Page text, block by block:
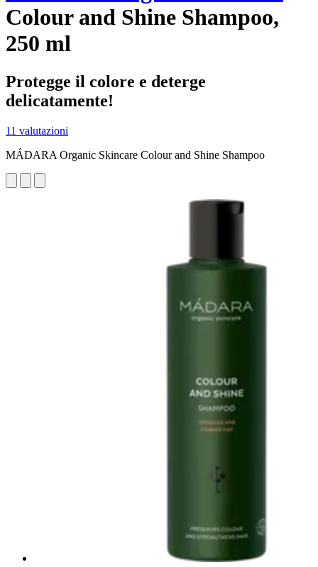
Colour and Shine Shampoo,
250 ml
Protegge il colore e deterge
delicatamente!
11 valutazioni
MÁDARA Organic Skincare Colour and Shine Shampoo